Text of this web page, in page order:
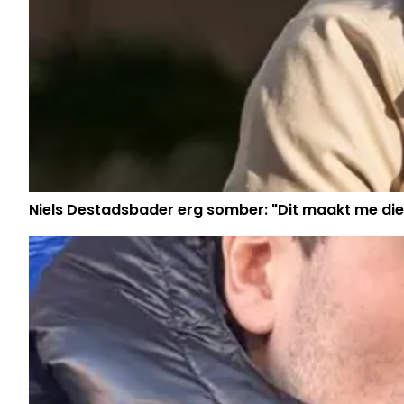
Niels Destadsbader erg somber: "Dit maakt me